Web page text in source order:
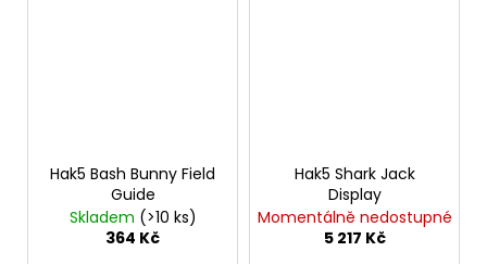
Hak5 Bash Bunny Field
Guide
Skladem (>10 ks)
364 Kč
Hak5 Shark Jack
Display
Momentálně nedostupné
5 217 Kč